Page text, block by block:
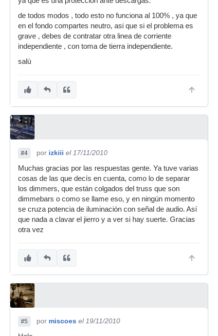
de todos modos , todo esto no funciona al 100% , ya que
en el fondo compartes neutro, asi que si el problema es
grave , debes de contratar otra linea de corriente
independiente , con toma de tierra independiente.
salù
#4 por izkiii el 17/11/2010
Muchas gracias por las respuestas gente. Ya tuve varias
cosas de las que decís en cuenta, como lo de separar
los dimmers, que están colgados del truss que son
dimmebars o como se llame eso, y en ningún momento
se cruza potencia de iluminación con señal de audio. Así
que nada a clavar el jierro y a ver si hay suerte. Gracias
otra vez
#5 por miscoes el 19/11/2010